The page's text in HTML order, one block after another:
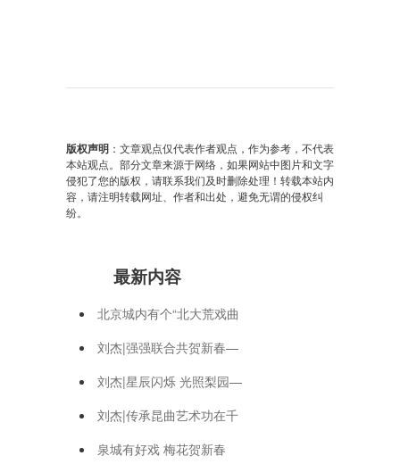
版权声明 ：文章观点仅代表作者观点，作为参考，不代表
本站观点。部分文章来源于网络，如果网站中图片和文字
侵犯了您的版权，请联系我们及时删除处理！转载本站内
容，请注明转载网址、作者和出处，避免无谓的侵权纠
纷。
最新内容
北京城内有个“北大荒戏曲
刘杰|强强联合共贺新春—
刘杰|星辰闪烁 光照梨园—
刘杰|传承昆曲艺术功在千
泉城有好戏 梅花贺新春